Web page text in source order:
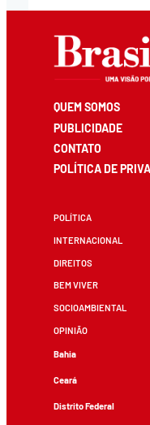
QUEM SOMOS
PUBLICIDADE
CONTATO
POLÍTICA DE
POLÍTICA
INTERNACIONAL
DIREITOS
BEM VIVER
SOCIOAMBIENTAL
OPINIÃO
Bahia
Ceará
Distrito Federal